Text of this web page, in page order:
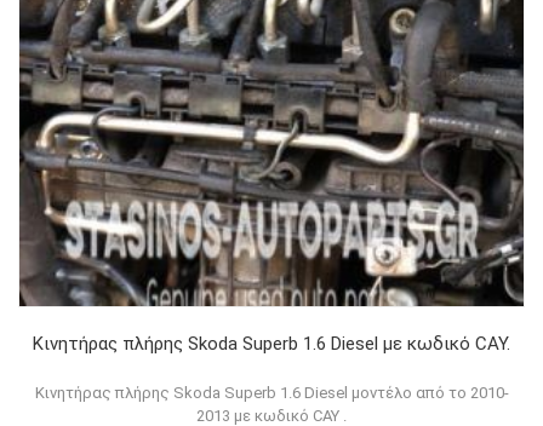
Κινητήρας πλήρης Skoda Superb 1.6 Diesel με κωδικό CAY.
Κινητήρας πλήρης Skoda Superb 1.6 Diesel μοντέλο από το 2010-
2013 με κωδικό CAY .